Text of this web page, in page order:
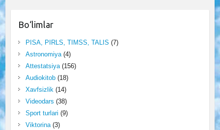
Bo‘limlar
PISA, PIRLS, TIMSS, TALIS (7)
Astronomiya(4)
Attestatsiya(156)
Audiokitob(18)
Xavfsizlik (14)
Videodars (38)
Sport turlari (9)
Viktorina(3)